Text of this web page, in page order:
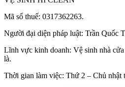
Mã số thuế: 0317362263.
Người đại diện pháp luật: Trần Quốc
Lĩnh vực kinh doanh: Vệ sinh nhà
là.
Thời gian làm việc: Thứ 2 – Chủ nhật